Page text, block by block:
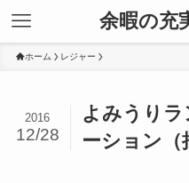
余暇の充
ホーム レジャー
よみうり
ーション（
2016
12/28